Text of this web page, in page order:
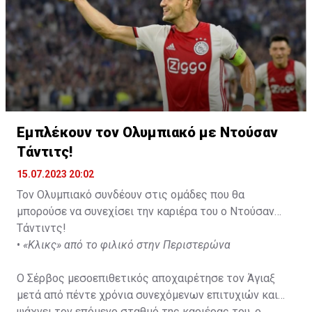
Εμπλέκουν τον Ολυμπιακό με Ντούσαν
Τάντιτς!
15.07.2023 20:02
Τον Ολυμπιακό συνδέουν στις ομάδες που θα
μπορούσε να συνεχίσει την καριέρα του ο Ντούσαν
Τάντιντς!
• «Κλικς» από το φιλικό στην Περιστερώνα
Ο Σέρβος μεσοεπιθετικός αποχαιρέτησε τον Άγιαξ
μετά από πέντε χρόνια συνεχόμενων επιτυχιών και